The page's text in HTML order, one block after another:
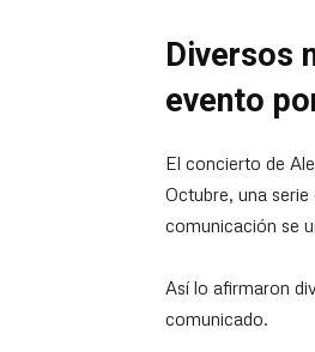
Diversos
evento
El concierto de
Octubre, una
comunicación se
Así lo afirmaron
comunicado.